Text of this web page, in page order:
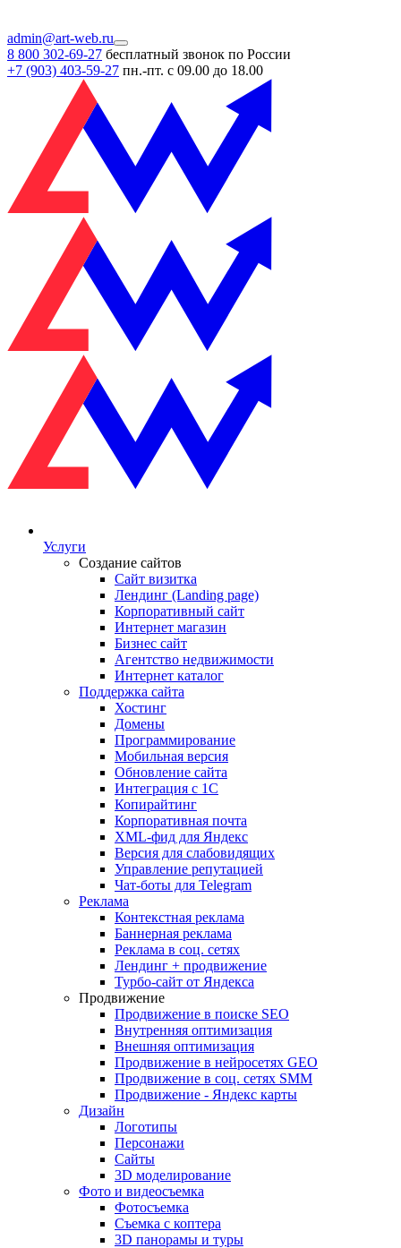
admin@art-web.ru
8 800 302-69-27 бесплатный звонок по России
+7 (903) 403-59-27 пн.-пт. с 09.00 до 18.00
Услуги
Создание сайтов
Сайт визитка
Лендинг (Landing page)
Корпоративный сайт
Интернет магазин
Бизнес сайт
Агентство недвижимости
Интернет каталог
Поддержка сайта
Хостинг
Домены
Программирование
Мобильная версия
Обновление сайта
Интеграция с 1С
Копирайтинг
Корпоративная почта
XML-фид для Яндекс
Версия для слабовидящих
Управление репутацией
Чат-боты для Telegram
Реклама
Контекстная реклама
Баннерная реклама
Реклама в соц. сетях
Лендинг + продвижение
Турбо-сайт от Яндекса
Продвижение
Продвижение в поиске SEO
Внутренняя оптимизация
Внешняя оптимизация
Продвижение в нейросетях GEO
Продвижение в соц. сетях SMM
Продвижение - Яндекс карты
Дизайн
Логотипы
Персонажи
Сайты
3D моделирование
Фото и видеосъемка
Фотосъемка
Съемка с коптера
3D панорамы и туры